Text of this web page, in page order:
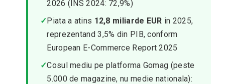
2026 (INS 2024: 72,9%)
✓Piata a atins 12,8 miliarde EUR in 2025,
reprezentand 3,5% din PIB, conform
European E-Commerce Report 2025
✓Cosul mediu pe platforma Gomag (peste
5.000 de magazine, nu medie nationala):